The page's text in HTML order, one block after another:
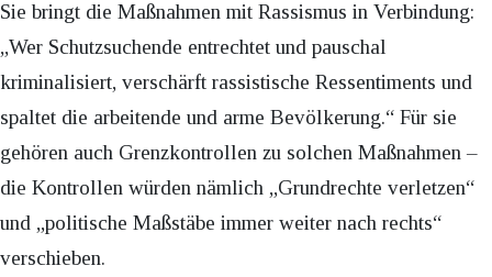
Sie bringt die Maßnahmen mit Rassismus in Verbindung:
„Wer Schutzsuchende entrechtet und pauschal
kriminalisiert, verschärft rassistische Ressentiments und
spaltet die arbeitende und arme Bevölkerung.“ Für sie
gehören auch Grenzkontrollen zu solchen Maßnahmen –
die Kontrollen würden nämlich „Grundrechte verletzen“
und „politische Maßstäbe immer weiter nach rechts“
verschieben.